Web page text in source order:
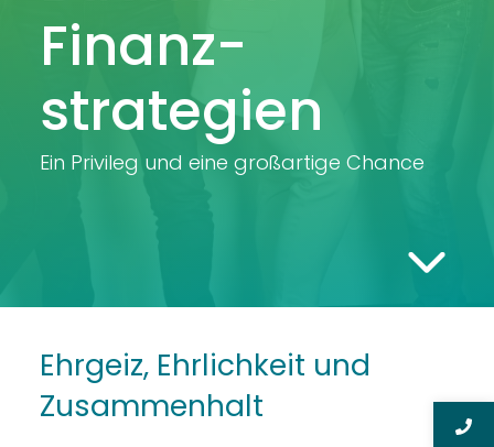
Finanz­
strategien
Ein Privileg und eine großartige Chance
Ehrgeiz, Ehrlichkeit und
Zusammenhalt